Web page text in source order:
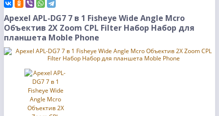
Apexel APL-DG7 7 в 1 Fisheye Wide Angle Mcro
Объектив 2X Zoom CPL Filter Набор Набор для
планшета Moble Phone